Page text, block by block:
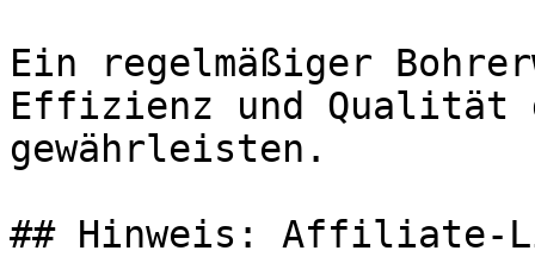
Ein regelmäßiger
Effizienz und Qualität
gewährleisten.
## Hinweis: Affiliate-